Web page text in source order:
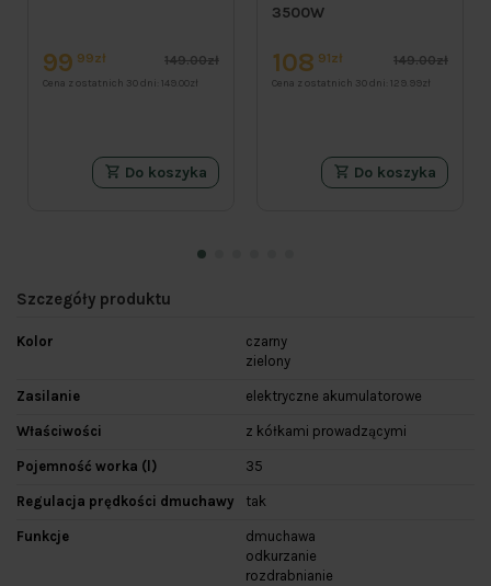
99 99zł 149.00zł
Cena z ostatnich 30 dni: 149.00zł
Do koszyka
3500W
108 91zł 149.00zł
Cena z ostatnich 30 dni: 129.99zł
Do koszyka
Szczegóły produktu
Kolor
czarny
zielony
Zasilanie elektryczne akumulatorowe
Właściwości z kółkami prowadzącymi
Pojemność worka (l) 35
Regulacja prędkości dmuchawy tak
Funkcje
dmuchawa
odkurzanie
rozdrabnianie